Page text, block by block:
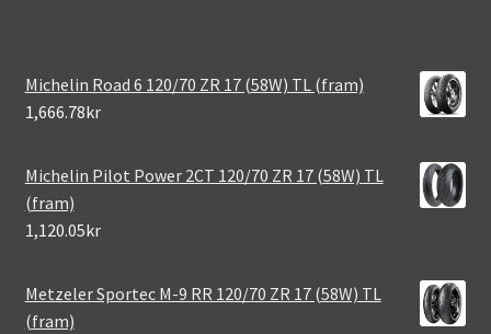
Michelin Road 6 120/70 ZR 17 (58W) TL (fram)
1,666.78kr
Michelin Pilot Power 2CT 120/70 ZR 17 (58W) TL
(fram)
1,120.05kr
Metzeler Sportec M-9 RR 120/70 ZR 17 (58W) TL
(fram)